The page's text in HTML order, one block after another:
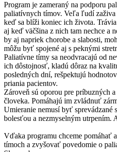
Program je zameraný na podporu
paliatívnych tímov. Veľa ľudí zaživa
keď sa blíži koniec ich života.
aj keď väčšina z nich tam nechce a
by aj napriek chorobe a slabosti,
môžu byť spojené aj s peknými
Paliatívne tímy sa neodvracajú od
ich dôstojnosť, kladú dôraz na
posledných dní, rešpektujú
priania pacientov.
Zároveň sú oporou pre príbuzných
človeka. Pomáhajú im zvládnuť
Umieranie nemusí byť sprevádzané
bolesťou a nezmyselným utrpením.
Vďaka programu chceme pomáhať
tímoch a zvyšovať povedomie o